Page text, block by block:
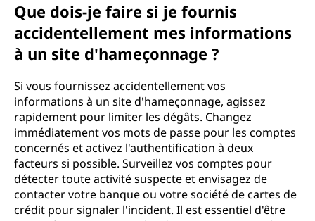
Que dois-je faire si je fournis
accidentellement mes informations
à un site d'hameçonnage ?
Si vous fournissez accidentellement vos
informations à un site d'hameçonnage, agissez
rapidement pour limiter les dégâts. Changez
immédiatement vos mots de passe pour les comptes
concernés et activez l'authentification à deux
facteurs si possible. Surveillez vos comptes pour
détecter toute activité suspecte et envisagez de
contacter votre banque ou votre société de cartes de
crédit pour signaler l'incident. Il est essentiel d'être